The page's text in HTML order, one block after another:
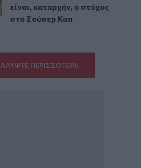
είναι, καταρχήν, ο στόχος
στο Σούπερ Καπ
ΠΕΡΙΣΣΟΤΕΡΑ